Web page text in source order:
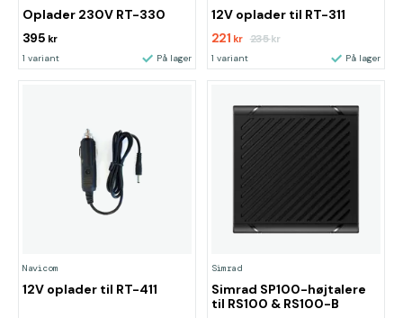
Oplader 230V RT-330
395 kr
1 variant På lager
12V oplader til RT-311
221 kr 235kr
1 variant På lager
Navicom
12V oplader til RT-411
Simrad
Simrad SP100-højtalere
til RS100 & RS100-B